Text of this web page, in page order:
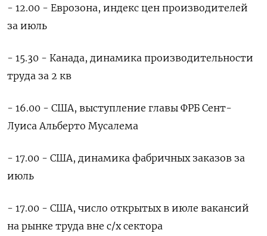
- 12.00 - Еврозона, индекс цен производителей
за июль
- 15.30 - Канада, динамика производительности
труда за 2 кв
- 16.00 - США, выступление главы ФРБ Сент-
Луиса Альберто Мусалема
- 17.00 - США, динамика фабричных заказов за
июль
- 17.00 - США, число открытых в июле вакансий
на рынке труда вне с/х сектора